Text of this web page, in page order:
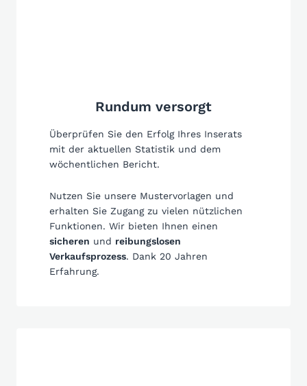
Rundum versorgt
Überprüfen Sie den Erfolg Ihres Inserats
mit der aktuellen Statistik und dem
wöchentlichen Bericht.
Nutzen Sie unsere Mustervorlagen und
erhalten Sie Zugang zu vielen nützlichen
Funktionen. Wir bieten Ihnen einen
sicheren und reibungslosen
Verkaufsprozess. Dank 20 Jahren
Erfahrung.